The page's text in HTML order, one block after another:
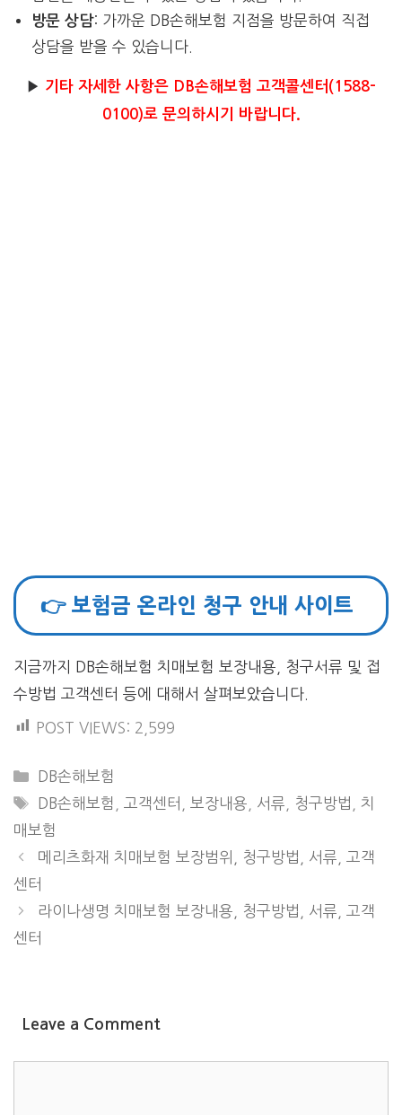
방문 상담: 가까운 DB손해보험 지점을 방문하여 직접
상담을 받을 수 있습니다.
▶ 기타 자세한 사항은 DB손해보험 고객콜센터(1588-
0100)로 문의하시기 바랍니다.
👉 보험금 온라인 청구 안내 사이트
지금까지 DB손해보험 치매보험 보장내용, 청구서류 및 접
수방법 고객센터 등에 대해서 살펴보았습니다.
POST VIEWS: 2,599
CATEGORIES
DB손해보험
TAGS
DB손해보험 고객센터 보장내용 서류 청구방법
치
매보험
메리츠화재 치매보험 보장범위, 청구방법, 서류, 고객
센터
라이나생명 치매보험 보장내용, 청구방법, 서류, 고객
센터
Leave a Comment